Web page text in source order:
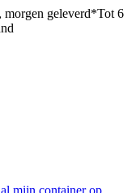
morgen geleverd*Tot 6
mijn container op